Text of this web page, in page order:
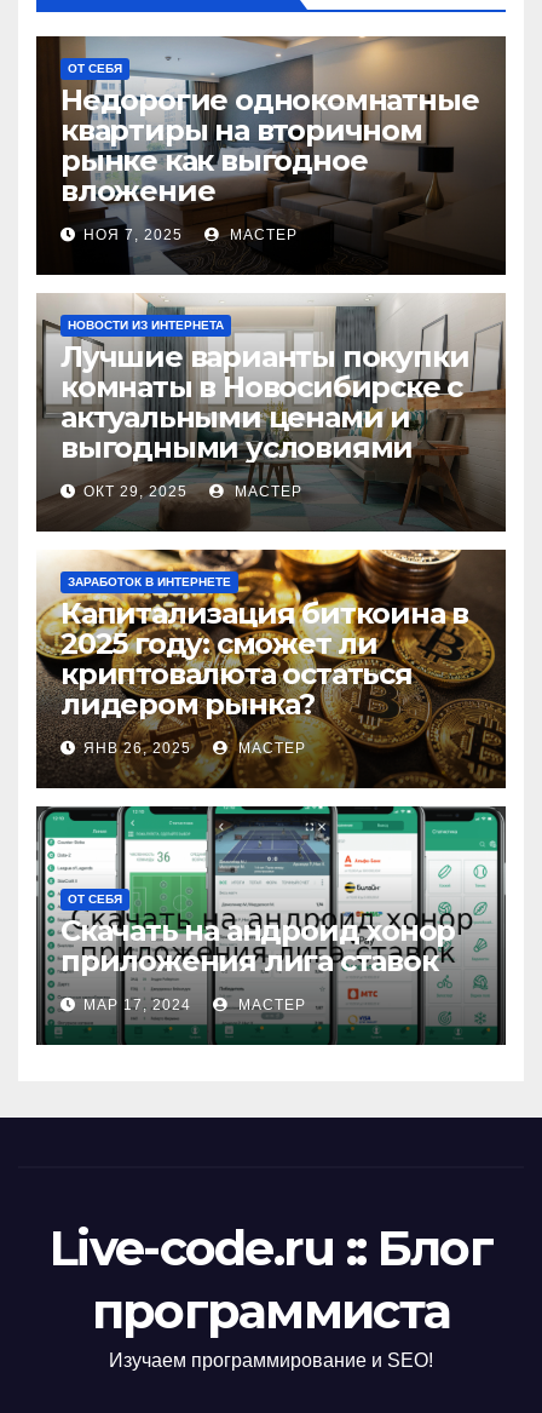
ОТ СЕБЯ
Недорогие однокомнатные
квартиры на вторичном
рынке как выгодное
вложение
НОЯ 7, 2025 МАСТЕР
НОВОСТИ ИЗ ИНТЕРНЕТА
Лучшие варианты покупки
комнаты в Новосибирске с
актуальными ценами и
выгодными условиями
ОКТ 29, 2025 МАСТЕР
ЗАРАБОТОК В ИНТЕРНЕТЕ
Капитализация биткоина в
2025 году: сможет ли
криптовалюта остаться
лидером рынка?
ЯНВ 26, 2025 МАСТЕР
ОТ СЕБЯ
Скачать на андроид хонор
приложения лига ставок
МАР 17, 2024 МАСТЕР
Live-code.ru :: Блог
программиста
Изучаем программирование и SEO!